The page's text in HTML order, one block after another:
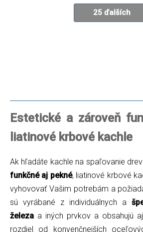
25 ďalších
Estetické a zároveň
liatinové krbové kachle
Ak hľadáte kachle na spaľovanie
funkčné aj pekné, liatinové krbové
vyhovovať Vašim potrebám a
sú vyrábané z individuálnych a
železa a iných prvkov a obsahujú
rozdiel od konvenčnejších